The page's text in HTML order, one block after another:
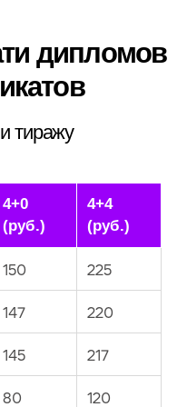
публичной
характер.